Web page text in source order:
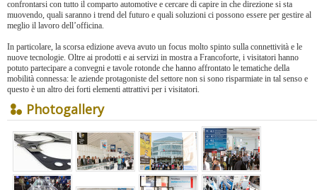
confrontarsi con tutto il comparto automotive e cercare di capire in che direzione si sta
muovendo, quali saranno i trend del futuro e quali soluzioni ci possono essere per gestire al
meglio il lavoro dell’officina.
In particolare, la scorsa edizione aveva avuto un focus molto spinto sulla connettività e le
nuove tecnologie. Oltre ai prodotti e ai servizi in mostra a Francoforte, i visitatori hanno
potuto partecipare a convegni e tavole rotonde che hanno affrontato le tematiche della
mobilità connessa: le aziende protagoniste del settore non si sono risparmiate in tal senso e
questo è un altro dei forti elementi attrattivi per i visitatori.
Photogallery